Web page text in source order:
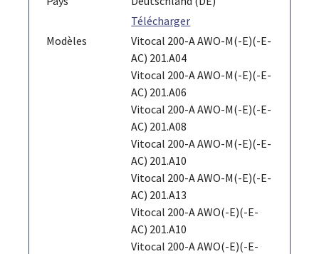
Télécharger
Modèles
Vitocal 200-A AWO-M(-E)(-E-
AC) 201.A04
Vitocal 200-A AWO-M(-E)(-E-
AC) 201.A06
Vitocal 200-A AWO-M(-E)(-E-
AC) 201.A08
Vitocal 200-A AWO-M(-E)(-E-
AC) 201.A10
Vitocal 200-A AWO-M(-E)(-E-
AC) 201.A13
Vitocal 200-A AWO(-E)(-E-
AC) 201.A10
Vitocal 200-A AWO(-E)(-E-